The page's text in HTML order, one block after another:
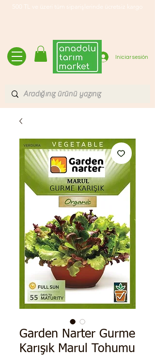
500 TL ve üzeri tüm siparişlerinde ücretsiz kargo
Iniciar sesión
Garden Narter Gurme
Karışık Marul Tohumu